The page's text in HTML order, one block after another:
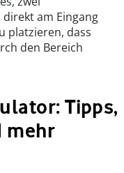
am Eingang
platzieren, dass
den Bereich
Tipps,
mehr